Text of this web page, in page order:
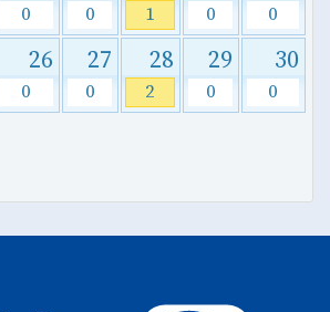
0 0 1 0 0
26
0
27
0
28
2
29
0
30
0